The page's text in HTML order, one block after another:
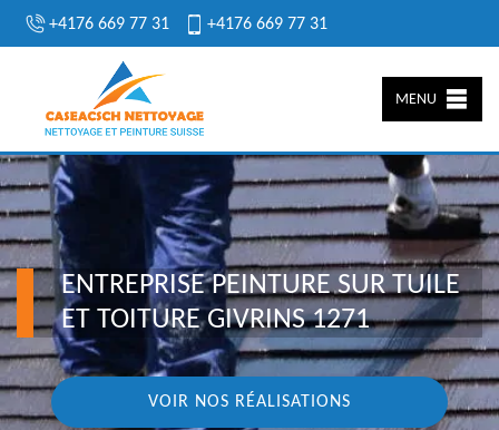
+4176 669 77 31 +4176 669 77 31
MENU
ENTREPRISE PEINTURE SUR TUILE
ET TOITURE GIVRINS 1271
VOIR NOS RÉALISATIONS